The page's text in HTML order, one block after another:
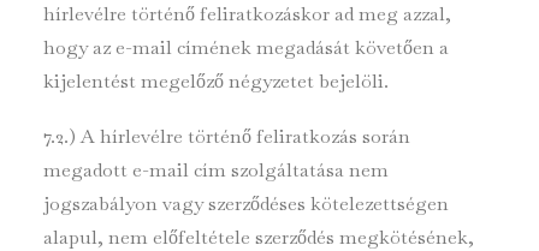
hírlevélre történő feliratkozáskor ad meg azzal,
hogy az e-mail címének megadását követően a
kijelentést megelőző négyzetet bejelöli.
7.2.) A hírlevélre történő feliratkozás során
megadott e-mail cím szolgáltatása nem
jogszabályon vagy szerződéses kötelezettségen
alapul, nem előfeltétele szerződés megkötésének,